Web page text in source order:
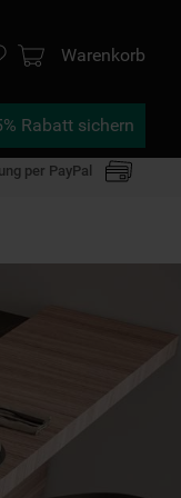
Warenkorb
Rabatt sichern
per PayPal